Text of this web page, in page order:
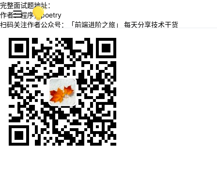
完整面试题地址：
作者：程序员poetry
扫码关注作者公众号：「前端进阶之旅」 每天分享技术干货